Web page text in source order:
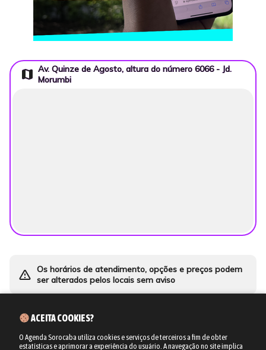
map Av. Quinze de Agosto, altura do número 6066 - Jd.
Morumbi
warning_amber Os horários de atendimento, opções e preços podem
ser alterados pelos locais sem aviso
ACEITA COOKIES?
O Agenda Sorocaba utiliza cookies e serviços de terceiros a fim de obter
estatísticas e aprimorar a experiência do usuário. A navegação no site implica